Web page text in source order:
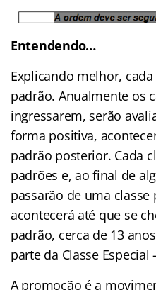
Entendendo…
Explicando melhor,
padrão. Anualmente os
ingressarem, serão
forma positiva,
padrão posterior. Cada
padrões e, ao final de
passarão de uma classe
acontecerá até que se
padrão, cerca de 13
parte da Classe Especial
A promoção é a